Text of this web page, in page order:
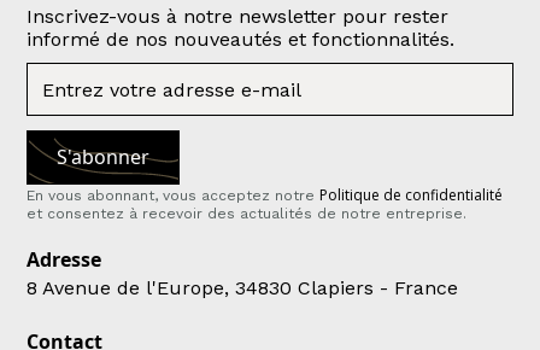
Inscrivez-vous à notre newsletter pour rester
informé de nos nouveautés et fonctionnalités.
En vous abonnant, vous acceptez notre Politique de confidentialité
et consentez à recevoir des actualités de notre entreprise.
Adresse
8 Avenue de l'Europe, 34830 Clapiers - France
Contact